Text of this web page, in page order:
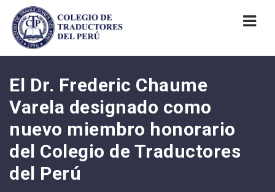
El Dr. Frederic Chaume
Varela designado como
nuevo miembro honorario
del Colegio de Traductores
del Perú